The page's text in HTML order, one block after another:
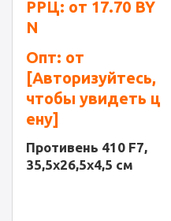
РРЦ: от 17.70 BY
N
Опт: от
[Авторизуйтесь,
чтобы увидеть ц
ену]
Противень 410 F7,
35,5x26,5x4,5 см